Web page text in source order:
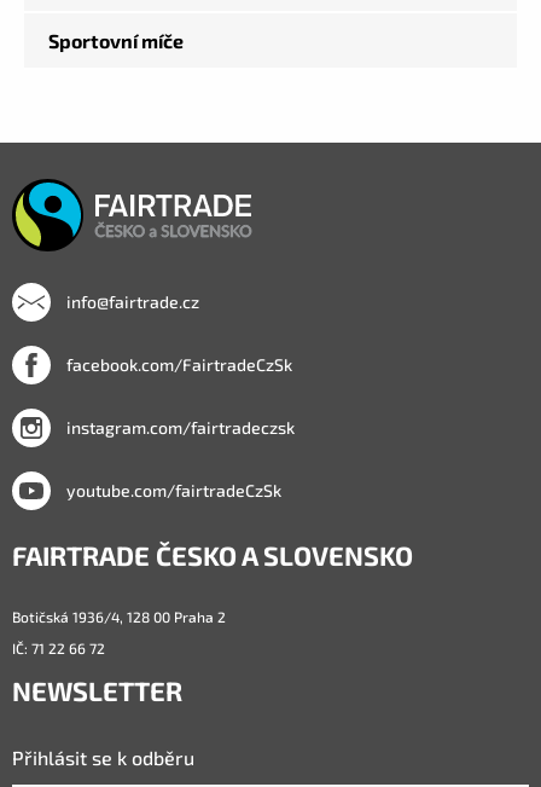
Sportovní míče
info@fairtrade.cz
facebook.com/FairtradeCzSk
instagram.com/fairtradeczsk
youtube.com/fairtradeCzSk
FAIRTRADE ČESKO A SLOVENSKO
Botičská 1936/4, 128 00 Praha 2
IČ: 71 22 66 72
NEWSLETTER
Přihlásit se k odběru